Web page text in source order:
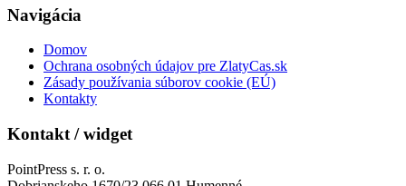
Navigácia
Domov
Ochrana osobných údajov pre ZlatyCas.sk
Zásady používania súborov cookie (EÚ)
Kontakty
Kontakt / widget
PointPress s. r. o.